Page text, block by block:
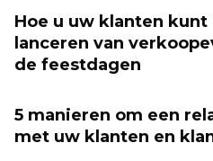
Hoe u uw klanten
lanceren van
de feestdagen
5 manieren om een
met uw klanten en